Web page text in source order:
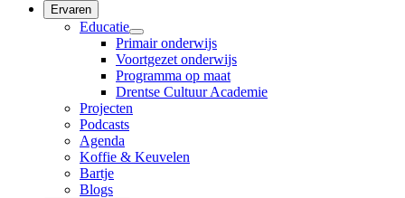
Ervaren
Educatie
Primair onderwijs
Voortgezet onderwijs
Programma op maat
Drentse Cultuur Academie
Projecten
Podcasts
Agenda
Koffie & Keuvelen
Bartje
Blogs